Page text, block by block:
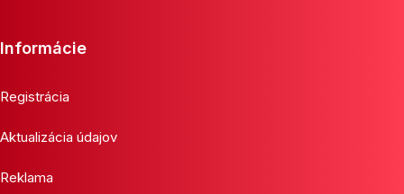
Informácie
Registrácia
Aktualizácia údajov
Reklama